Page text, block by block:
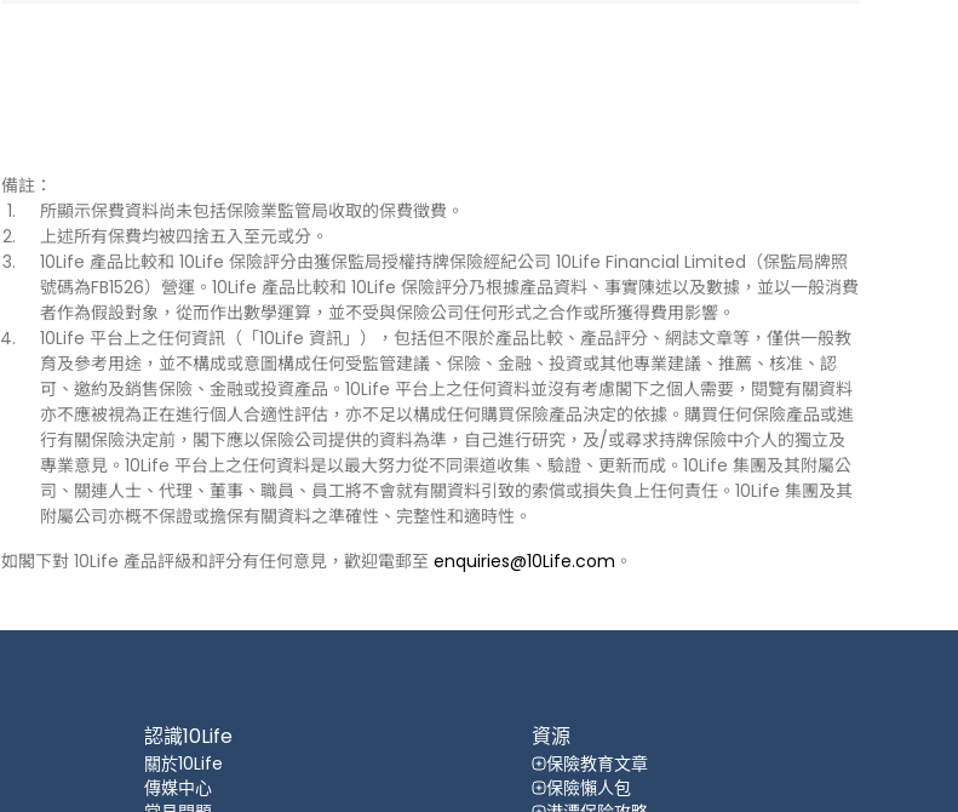
備註：
所顯示保費資料尚未包括保險業監管局收取的保費徵費。
上述所有保費均被四捨五入至元或分。
10Life 產品比較和 10Life 保險評分由獲保監局授權持牌保險經紀公司 10Life Financial Limited（保監局牌照
號碼為FB1526）營運。10Life 產品比較和 10Life 保險評分乃根據產品資料、事實陳述以及數據，並以一般消費
者作為假設對象，從而作出數學運算，並不受與保險公司任何形式之合作或所獲得費用影響。
10Life 平台上之任何資訊（「10Life 資訊」），包括但不限於產品比較、產品評分、網誌文章等，僅供一般教
育及參考用途，並不構成或意圖構成任何受監管建議、保險、金融、投資或其他專業建議、推薦、核准、認
可、邀約及銷售保險、金融或投資產品。10Life 平台上之任何資料並沒有考慮閣下之個人需要，閱覽有關資料
亦不應被視為正在進行個人合適性評估，亦不足以構成任何購買保險產品決定的依據。購買任何保險產品或進
行有關保險決定前，閣下應以保險公司提供的資料為準，自己進行研究，及/或尋求持牌保險中介人的獨立及
專業意見。10Life 平台上之任何資料是以最大努力從不同渠道收集、驗證、更新而成。10Life 集團及其附屬公
司、關連人士、代理、董事、職員、員工將不會就有關資料引致的索償或損失負上任何責任。10Life 集團及其
附屬公司亦概不保證或擔保有關資料之準確性、完整性和適時性。
如閣下對 10Life 產品評級和評分有任何意見，歡迎電郵至 enquiries@10Life.com 。
認識10Life
關於10Life
傳媒中心
資源
保險教育文章
保險懶人包